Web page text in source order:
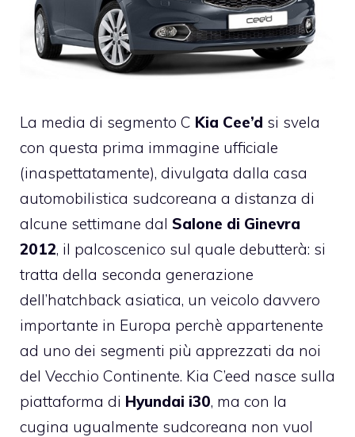
La media di segmento C Kia Cee’d si svela
con questa prima immagine ufficiale
(inaspettatamente), divulgata dalla casa
automobilistica sudcoreana a distanza di
alcune settimane dal Salone di Ginevra
2012, il palcoscenico sul quale debutterà: si
tratta della seconda generazione
dell’hatchback asiatica, un veicolo davvero
importante in Europa perchè appartenente
ad uno dei segmenti più apprezzati da noi
del Vecchio Continente. Kia C’eed nasce sulla
piattaforma di Hyundai i30, ma con la
cugina ugualmente sudcoreana non vuol